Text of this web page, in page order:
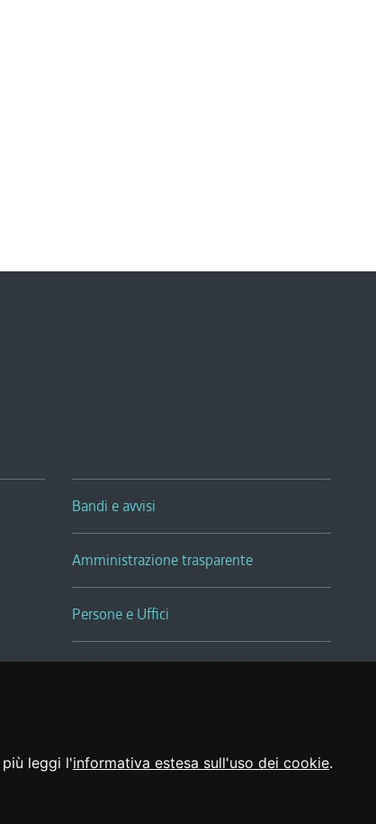
leggi l'informativa estesa sull'uso dei cookie.
Bandi e avvisi
Amministrazione trasparente
Persone e Uffici
Sala Tiziano Tessitori
Realizzato da